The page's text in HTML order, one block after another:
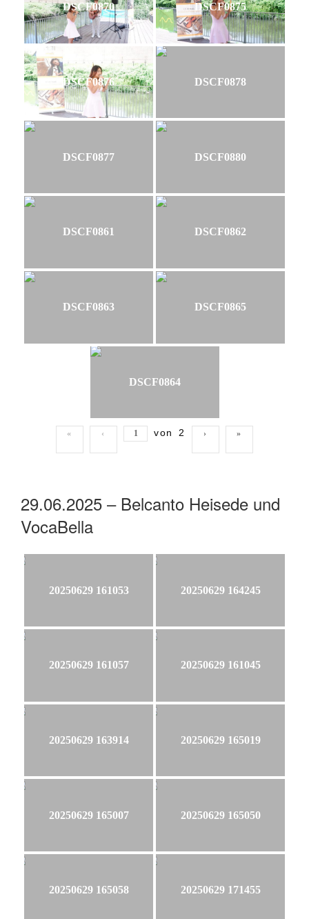
DSCF0870 DSCF0875
DSCF0876 DSCF0878
DSCF0877 DSCF0880
DSCF0861 DSCF0862
DSCF0863 DSCF0865
DSCF0864
« ‹ von2 › »
29.06.2025 – Belcanto Heisede und
VocaBella
20250629 161053 20250629 164245
20250629 161057 20250629 161045
20250629 163914 20250629 165019
20250629 165007 20250629 165050
20250629 165058 20250629 171455